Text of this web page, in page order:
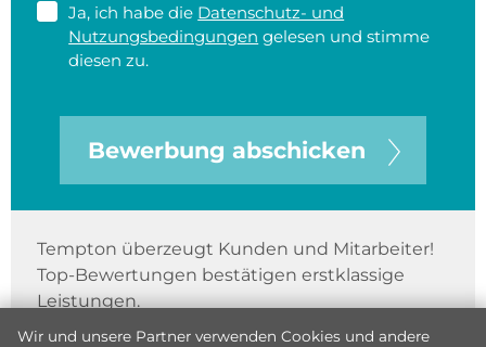
Ja, ich habe die Datenschutz- und
Nutzungsbedingungen gelesen und stimme
diesen zu.
Bewerbung abschicken
Tempton überzeugt Kunden und Mitarbeiter!
Top-Bewertungen bestätigen erstklassige
Leistungen.
Wir und unsere Partner verwenden Cookies und andere